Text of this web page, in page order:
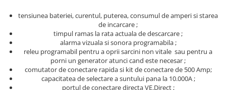
tensiunea bateriei, curentul, puterea, consumul de amperi si starea
de incarcare ;
timpul ramas la rata actuala de descarcare ;
alarma vizuala si sonora programabila ;
releu programabil pentru a oprii sarcini non vitale sau pentru a
porni un generator atunci cand este necesar ;
comutator de conectare rapida si kit de conectare de 500 Amp;
capacitatea de selectare a suntului pana la 10.000A ;
portul de conectare directa VE.Direct ;